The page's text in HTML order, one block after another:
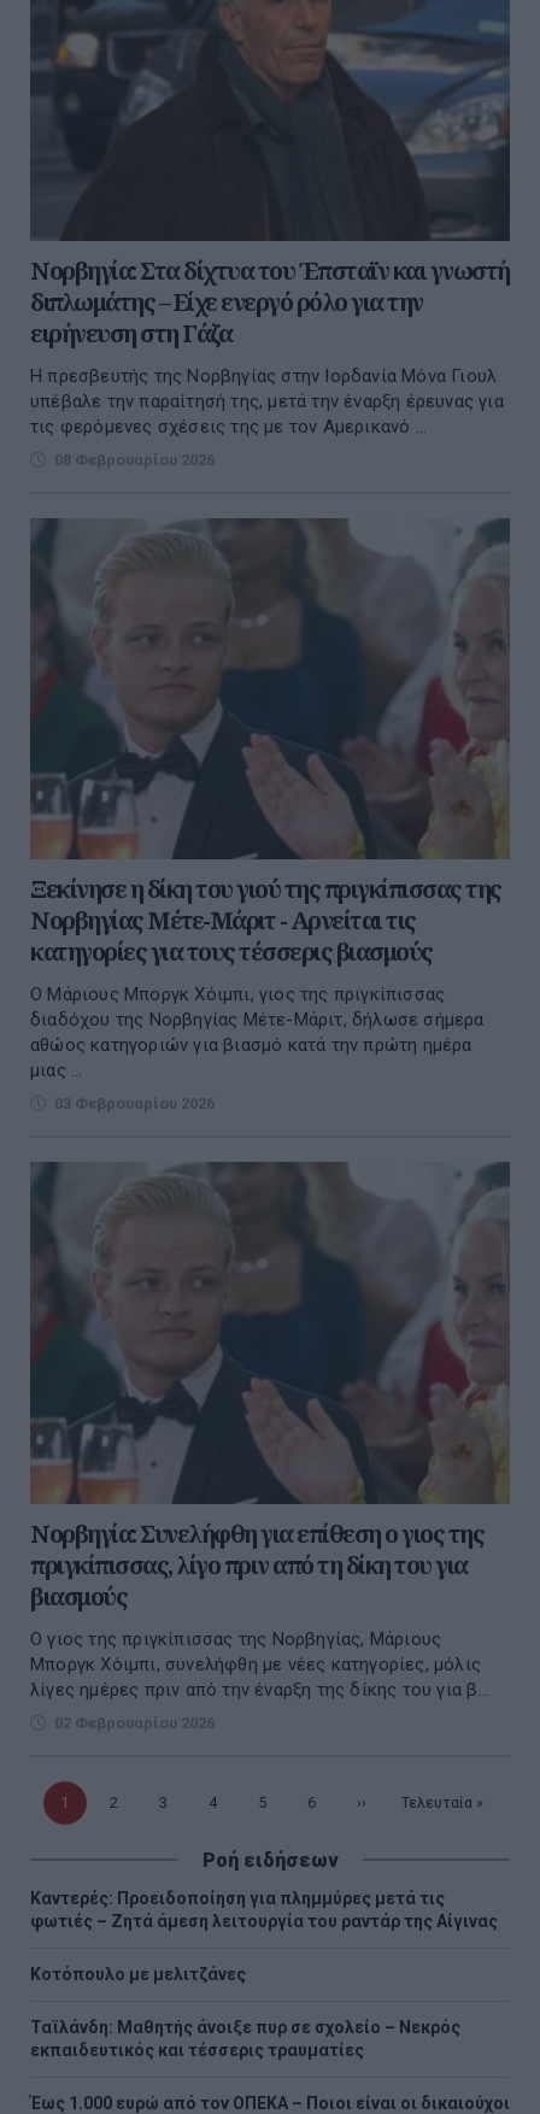
Νορβηγία: Στα δίχτυα του Έπσταϊν και γνωστή
διπλωμάτης – Είχε ενεργό ρόλο για την
ειρήνευση στη Γάζα
Η πρεσβευτής της Νορβηγίας στην Ιορδανία Μόνα Γιουλ
υπέβαλε την παραίτησή της, μετά την έναρξη έρευνας για
τις φερόμενες σχέσεις της με τον Αμερικανό ...
08 Φεβρουαρίου 2026
Ξεκίνησε η δίκη του γιού της πριγκίπισσας της
Νορβηγίας Μέτε-Μάριτ - Αρνείται τις
κατηγορίες για τους τέσσερις βιασμούς
Ο Μάριους Μποργκ Χόιμπι, γιος της πριγκίπισσας
διαδόχου της Νορβηγίας Μέτε-Μάριτ, δήλωσε σήμερα
αθώος κατηγοριών για βιασμό κατά την πρώτη ημέρα
μιας ...
03 Φεβρουαρίου 2026
Νορβηγία: Συνελήφθη για επίθεση ο γιος της
πριγκίπισσας, λίγο πριν από τη δίκη του για
βιασμούς
Ο γιος της πριγκίπισσας της Νορβηγίας, Μάριους
Μποργκ Χόιμπι, συνελήφθη με νέες κατηγορίες, μόλις
λίγες ημέρες πριν από την έναρξη της δίκης του για β...
02 Φεβρουαρίου 2026
Τρέχουσα
1 Σελίδα
2 Σελίδα
3 Σελίδα
4 Σελίδα
5 Σελίδα
6 Επόμενη
›› Τελευταία
Τελευταία »
Ροή ειδήσεων
Καντερές: Προειδοποίηση για πλημμύρες μετά τις
φωτιές – Ζητά άμεση λειτουργία του ραντάρ της Αίγινας
Κοτόπουλο με μελιτζάνες
Ταϊλάνδη: Μαθητής άνοιξε πυρ σε σχολείο – Νεκρός
εκπαιδευτικός και τέσσερις τραυματίες
Έως 1.000 ευρώ από τον ΟΠΕΚΑ – Ποιοι είναι οι δικαιούχοι